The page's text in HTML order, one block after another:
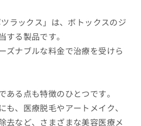
ラックス」は、ボトックスのジ
する製品です。
ズナブルな料金で治療を受けら
ある点も特徴のひとつです。
も、医療脱毛やアートメイク、
去など、さまざまな美容医療メ